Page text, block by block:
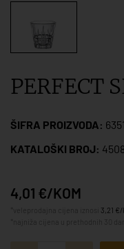
PERFECT
ŠIFRA PROIZVODA: 6351
KATALOŠKI BROJ:
4,01 €/KOM
3,21